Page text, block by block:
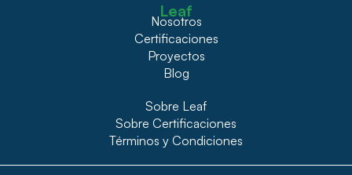
Leaf
Nosotros
Certificaciones
Proyectos
Blog
Sobre Leaf
Sobre Certificaciones
Términos y Condiciones